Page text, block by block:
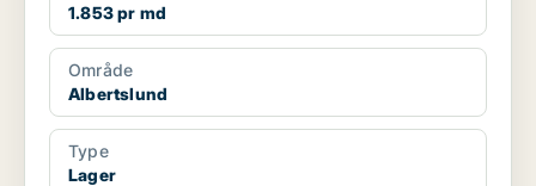
1.853 pr md
Område
Albertslund
Type
Lager